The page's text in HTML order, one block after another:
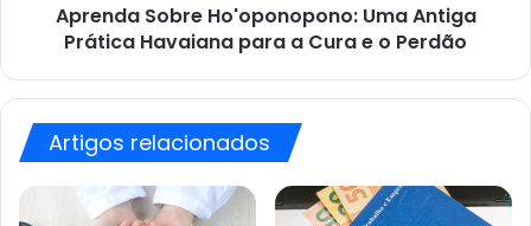
Aprenda Sobre Ho'oponopono: Uma Antiga
Prática Havaiana para a Cura e o Perdão
Artigos relacionados